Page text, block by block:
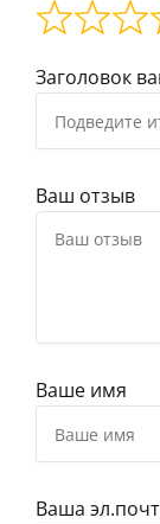
Заголовок
Ваш отзыв
Ваше имя
Ваша